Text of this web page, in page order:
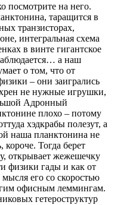
посмотрите на него.
таращится в
транзисторах,
интегральная схема
в винте гигантское
а наш
о том, что от
– они заигрались
не нужные игрушки,
Адронный
плохо – потому
хэдкрабы полезут, а
наша планктонина не
Тогда берет
открывает жежешечку
физики гады и как от
его со скоростью
офисным леммингам.
гетероструктур